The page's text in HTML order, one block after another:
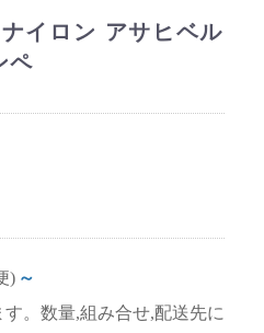
ナイロン アサヒベル
ペ
) ～
。数量,組み合せ,配送先に